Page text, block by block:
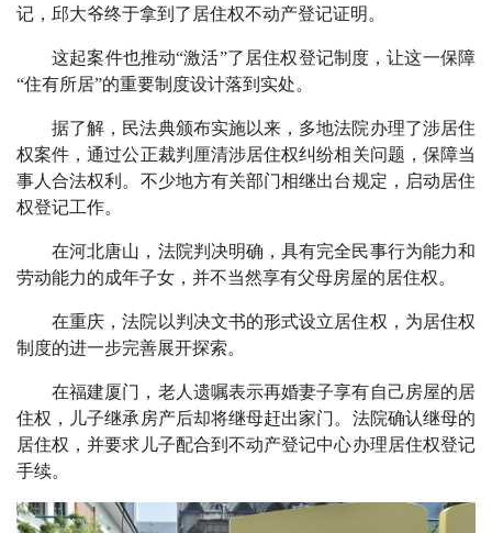
记，邱大爷终于拿到了居住权不动产登记证明。
这起案件也推动“激活”了居住权登记制度，让这一保障
“住有所居”的重要制度设计落到实处。
据了解，民法典颁布实施以来，多地法院办理了涉居住
权案件，通过公正裁判厘清涉居住权纠纷相关问题，保障当
事人合法权利。不少地方有关部门相继出台规定，启动居住
权登记工作。
在河北唐山，法院判决明确，具有完全民事行为能力和
劳动能力的成年子女，并不当然享有父母房屋的居住权。
在重庆，法院以判决文书的形式设立居住权，为居住权
制度的进一步完善展开探索。
在福建厦门，老人遗嘱表示再婚妻子享有自己房屋的居
住权，儿子继承房产后却将继母赶出家门。法院确认继母的
居住权，并要求儿子配合到不动产登记中心办理居住权登记
手续。